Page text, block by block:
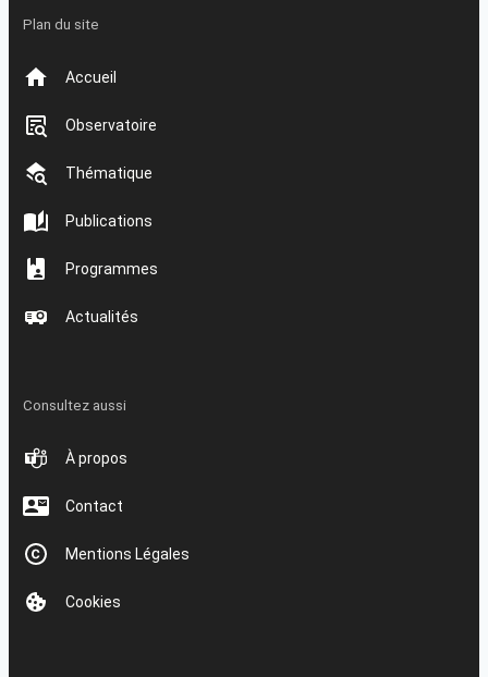
Plan du site
Accueil
Observatoire
Thématique
Publications
Programmes
Actualités
Consultez aussi
À propos
Contact
Mentions Légales
Cookies